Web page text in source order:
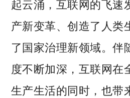
起云涌，互联网的飞速
产新变革、创造了人类
了国家治理新领域。伴
度不断加深，互联网在
生产生活的同时，也带